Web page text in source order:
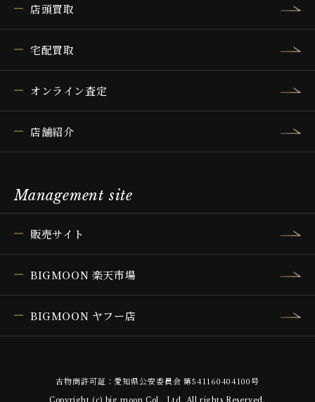
店頭買取
宅配買取
オンライン査定
店舗紹介
Management site
販売サイト
BIGMOON 楽天市場
BIGMOON ヤフー店
古物商許可証：愛知県公安委員会 第541160404100号
Copyright (c) big moon Col., Ltd. All rights Reserved.